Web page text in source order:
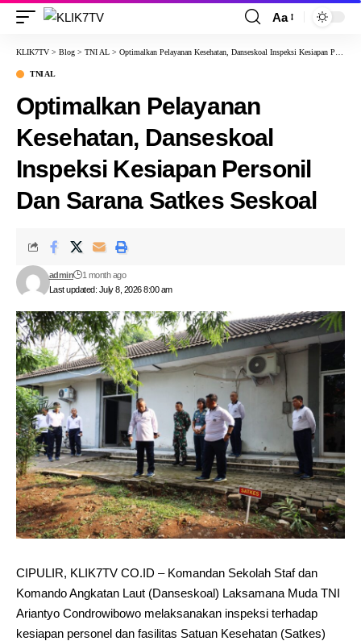
Aa
KLIK7TV > Blog > TNI AL > Optimalkan Pelayanan Kesehatan, Danseskoal Inspeksi Kesiapan Personil Dan Sarana Satkes Seskoal
TNI AL
Optimalkan Pelayanan
Kesehatan, Danseskoal
Inspeksi Kesiapan Personil
Dan Sarana Satkes Seskoal
Last updated: July 8, 2026 8:00 am
admin 1 month ago
CIPULIR, KLIK7TV CO.ID – Komandan Sekolah Staf dan
Komando Angkatan Laut (Danseskoal) Laksamana Muda TNI
Ariantyo Condrowibowo melaksanakan inspeksi terhadap
kesiapan personel dan fasilitas Satuan Kesehatan (Satkes)